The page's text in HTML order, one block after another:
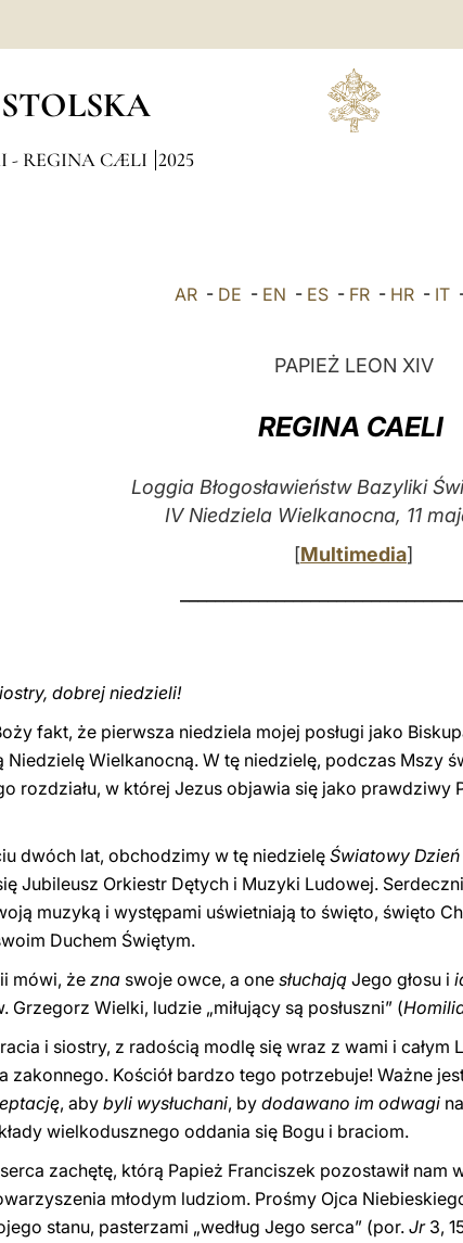
- REGINA CÆLI 2025
AR- DE - EN - ES- FR- HR- IT
PAPIEŻ LEON XIV
REGINA CAELI
Loggia Błogosławieństw Bazyliki
IV Niedziela Wielkanocna, 11
[Multimedia]
dobrej niedzieli!
fakt, że pierwsza niedziela mojej posługi jako
Niedzielę Wielkanocną. W tę niedzielę, podczas Mszy
rozdziału, w której Jezus objawia się jako prawdziwy
dwóch lat, obchodzimy w tę niedzielę Światowy
Jubileusz Orkiestr Dętych i Muzyki Ludowej.
muzyką i występami uświetniają to święto, święto
Duchem Świętym.
mówi, że zna swoje owce, a one słuchają Jego głosu i
Grzegorz Wielki, ludzie „miłujący są posłuszni” (
i siostry, z radością modlę się wraz z wami i całym
zakonnego. Kościół bardzo tego potrzebuje! Ważne
, aby byli wysłuchani, by dodawano im odwagi
wielkodusznego oddania się Bogu i braciom.
zachętę, którą Papież Franciszek pozostawił nam
młodym ludziom. Prośmy Ojca
stanu, pasterzami „według Jego serca” (por. Jr3,